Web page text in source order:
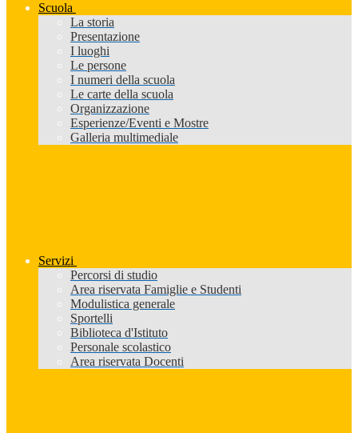
Scuola
La storia
Presentazione
I luoghi
Le persone
I numeri della scuola
Le carte della scuola
Organizzazione
Esperienze/Eventi e Mostre
Galleria multimediale
Servizi
Percorsi di studio
Area riservata Famiglie e Studenti
Modulistica generale
Sportelli
Biblioteca d'Istituto
Personale scolastico
Area riservata Docenti